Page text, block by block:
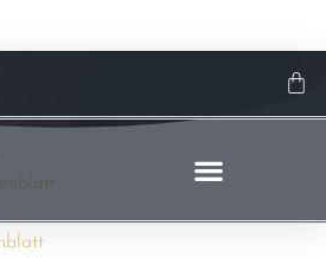
auf alle Gewürze & Spezialsalze